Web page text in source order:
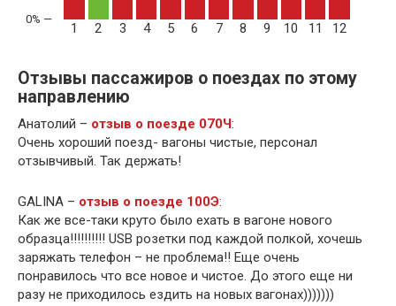
1 2 3 4 5 6 7 8 9 10 11 12
Отзывы пассажиров о поездах по этому
направлению
Анатолий – отзыв о поезде 070Ч:
Очень хороший поезд- вагоны чистые, персонал
отзывчивый. Так держать!
GALINA – отзыв о поезде 100Э:
Как же все-таки круто было ехать в вагоне нового
образца!!!!!!!!!! USB розетки под каждой полкой, хочешь
заряжать телефон – не проблема!! Еще очень
понравилось что все новое и чистое. До этого еще ни
разу не приходилось ездить на новых вагонах)))))))